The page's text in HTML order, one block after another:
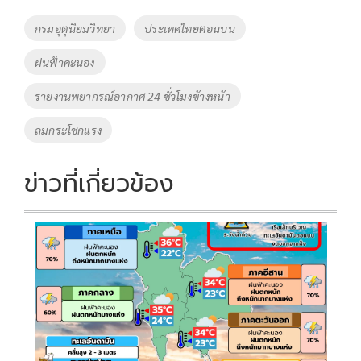
o
o
k
Tags
กรมอุตุนิยมวิทยา ประเทศไทยตอนบน
ฝนฟ้าคะนอง
รายงานพยากรณ์อากาศ 24 ชั่วโมงข้างหน้า
ลมกระโชกแรง
ข่าวที่เกี่ยวข้อง